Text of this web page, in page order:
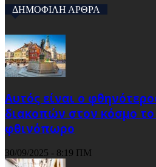
ΔΗΜΟΦΙΛΗ ΑΡΘΡΑ
Αυτός είναι ο
διακοπών στον κόσμο το
φθινόπωρο
30/09/2025 - 8:19 ΠΜ